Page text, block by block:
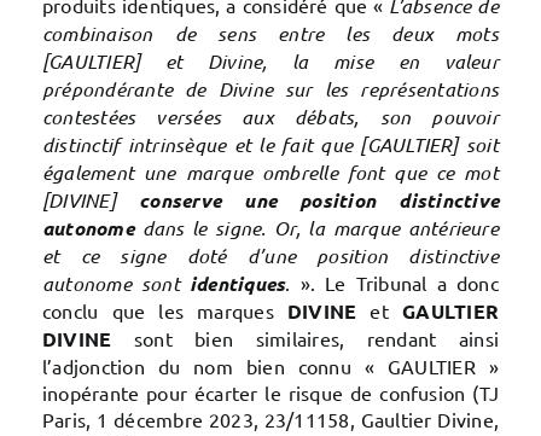
produits identiques, a considéré que « L’absence de
combinaison de sens entre les deux mots
[GAULTIER] et Divine, la mise en valeur
prépondérante de Divine sur les représentations
contestées versées aux débats, son pouvoir
distinctif intrinsèque et le fait que [GAULTIER] soit
également une marque ombrelle font que ce mot
[DIVINE] conserve une position distinctive
autonomedans le signe. Or, la marque antérieure
et ce signe doté d’une position distinctive
autonome sont identiques. ». Le Tribunal a donc
conclu que les marques DIVINE etGAULTIER
DIVINE sont bien similaires, rendant ainsi
l’adjonction du nom bien connu « GAULTIER »
inopérante pour écarter le risque de confusion (TJ
Paris, 1 décembre 2023, 23/11158, Gaultier Divine,